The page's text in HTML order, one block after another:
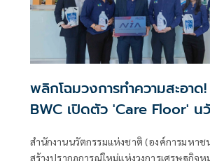
พลิกโฉมวงการทำความสะอา
BWC เปิดตัว 'Care Floor' น
เปลี่ยนของเสียอุตสาหกรรมสู่น้
รักษ์โลกสุดล้ำ
สำนักงานนวัตกรรมแห่งชาติ (องค์การมหาช
สร้างปรากฏการณ์ใหม่แห่งวงการเศรษฐกิจ